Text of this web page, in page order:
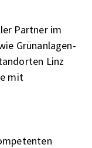
Partner im
Grünanlagen-
Linz
mit